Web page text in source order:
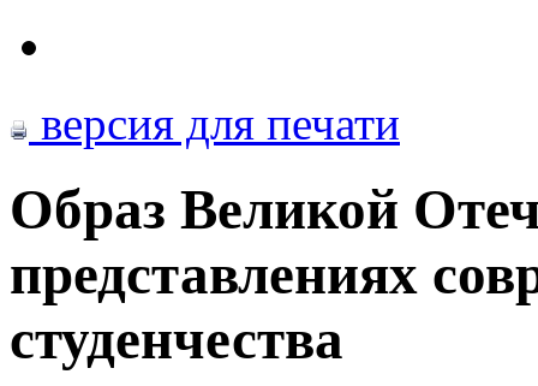
версия для печати
Образ Великой
представлениях
студенчества